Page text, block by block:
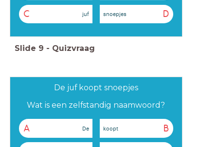
C juf D
snoepjes
Slide 9 - Quizvraag
De juf koopt snoepjes
Wat is een zelfstandig naamwoord?
A De B
koopt